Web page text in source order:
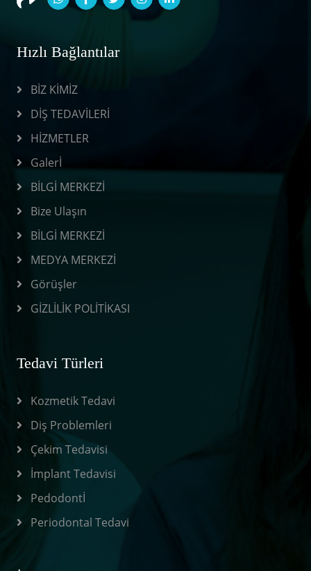
Hızlı Bağlantılar
BİZ KİMİZ
DİŞ TEDAVİLERİ
HİZMETLER
Galerİ
BİLGİ MERKEZİ
Bize Ulaşın
BİLGİ MERKEZİ
MEDYA MERKEZİ
Görüşler
GİZLİLİK POLİTİKASI
Tedavi Türleri
Kozmetik Tedavi
Diş Problemleri
Çekim Tedavisi
İmplant Tedavisi
Pedodontİ
Periodontal Tedavi